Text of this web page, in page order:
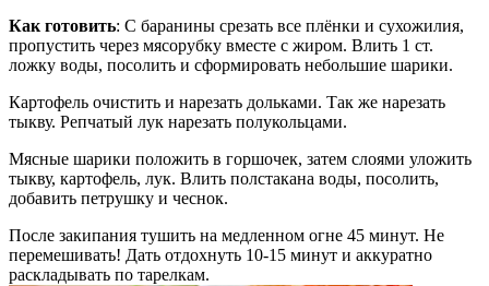
Как готовить: С баранины срезать все плёнки и сухожилия,
пропустить через мясорубку вместе с жиром. Влить 1 ст.
ложку воды, посолить и сформировать небольшие шарики.
Картофель очистить и нарезать дольками. Так же нарезать
тыкву. Репчатый лук нарезать полукольцами.
Мясные шарики положить в горшочек, затем слоями уложить
тыкву, картофель, лук. Влить полстакана воды, посолить,
добавить петрушку и чеснок.
После закипания тушить на медленном огне 45 минут. Не
перемешивать! Дать отдохнуть 10-15 минут и аккуратно
раскладывать по тарелкам.